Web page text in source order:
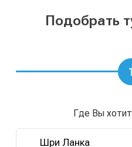
Подобрать
Где Вы
1